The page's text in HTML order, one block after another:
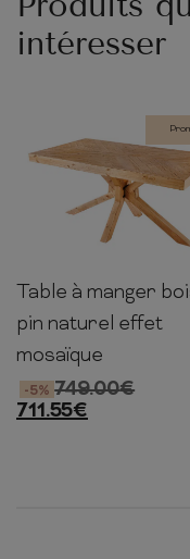
intéresser
78cm 160cm
Table à manger
pin naturel effet
mosaïque
749.00€
-5%
711.55€